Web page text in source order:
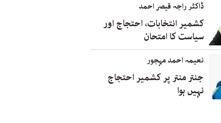
ڈاکٹر راجہ قیصر احمد
کشمیر انتخابات، احتجاج اور
سیاست کا امتحان
نعیمہ احمد مہجور
جنتر منتر پر کشمیر احتجاج
نہیں ہوا